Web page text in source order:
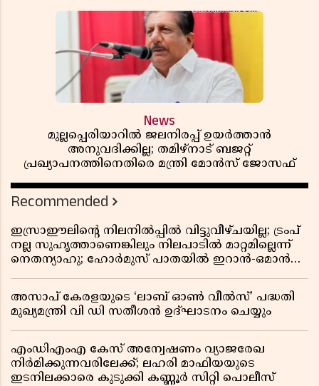
News
മുല്ലപ്പെരിയാറിൽ ജലനിരപ്പ് ഉയർത്താൻ
അനുവദിക്കില്ല; തമിഴ്നാട് ബജറ്റ്
പ്രഖ്യാപനത്തിനെതിരെ മന്ത്രി മോൻസ് ജോസഫ്
Recommended
ഇസ്രാഈലിന്റെ നിലനിൽപ്പിൽ വിട്ടുവീഴ്ചയില്ല; ട്രംപ്
നല്ല സുഹൃത്താണെങ്കിലും നിലപാടിൽ മാറ്റമില്ലെന്ന്
നെതന്യാഹു; ഹോർമുസ് പാതയിൽ ഇറാൻ-ഒമാൻ
അസാപ് കേരളയുടെ ‘ലാബ് ഓൺ വീൽസ്’ പദ്ധതി
മുഖ്യമന്ത്രി വി ഡി സതീശൻ ഉദ്ഘാടനം ചെയ്യും
എംഡിഎംഎ കേസ് അന്വേഷണം വ്യാജരേഖ
നിർമിക്കുന്നവരിലേക്ക്; ലഹരി മാഫിയയുടെ
ഇടനിലക്കാരെ കുടുക്കി കണ്ണൂർ സിറ്റി പൊലീസ്